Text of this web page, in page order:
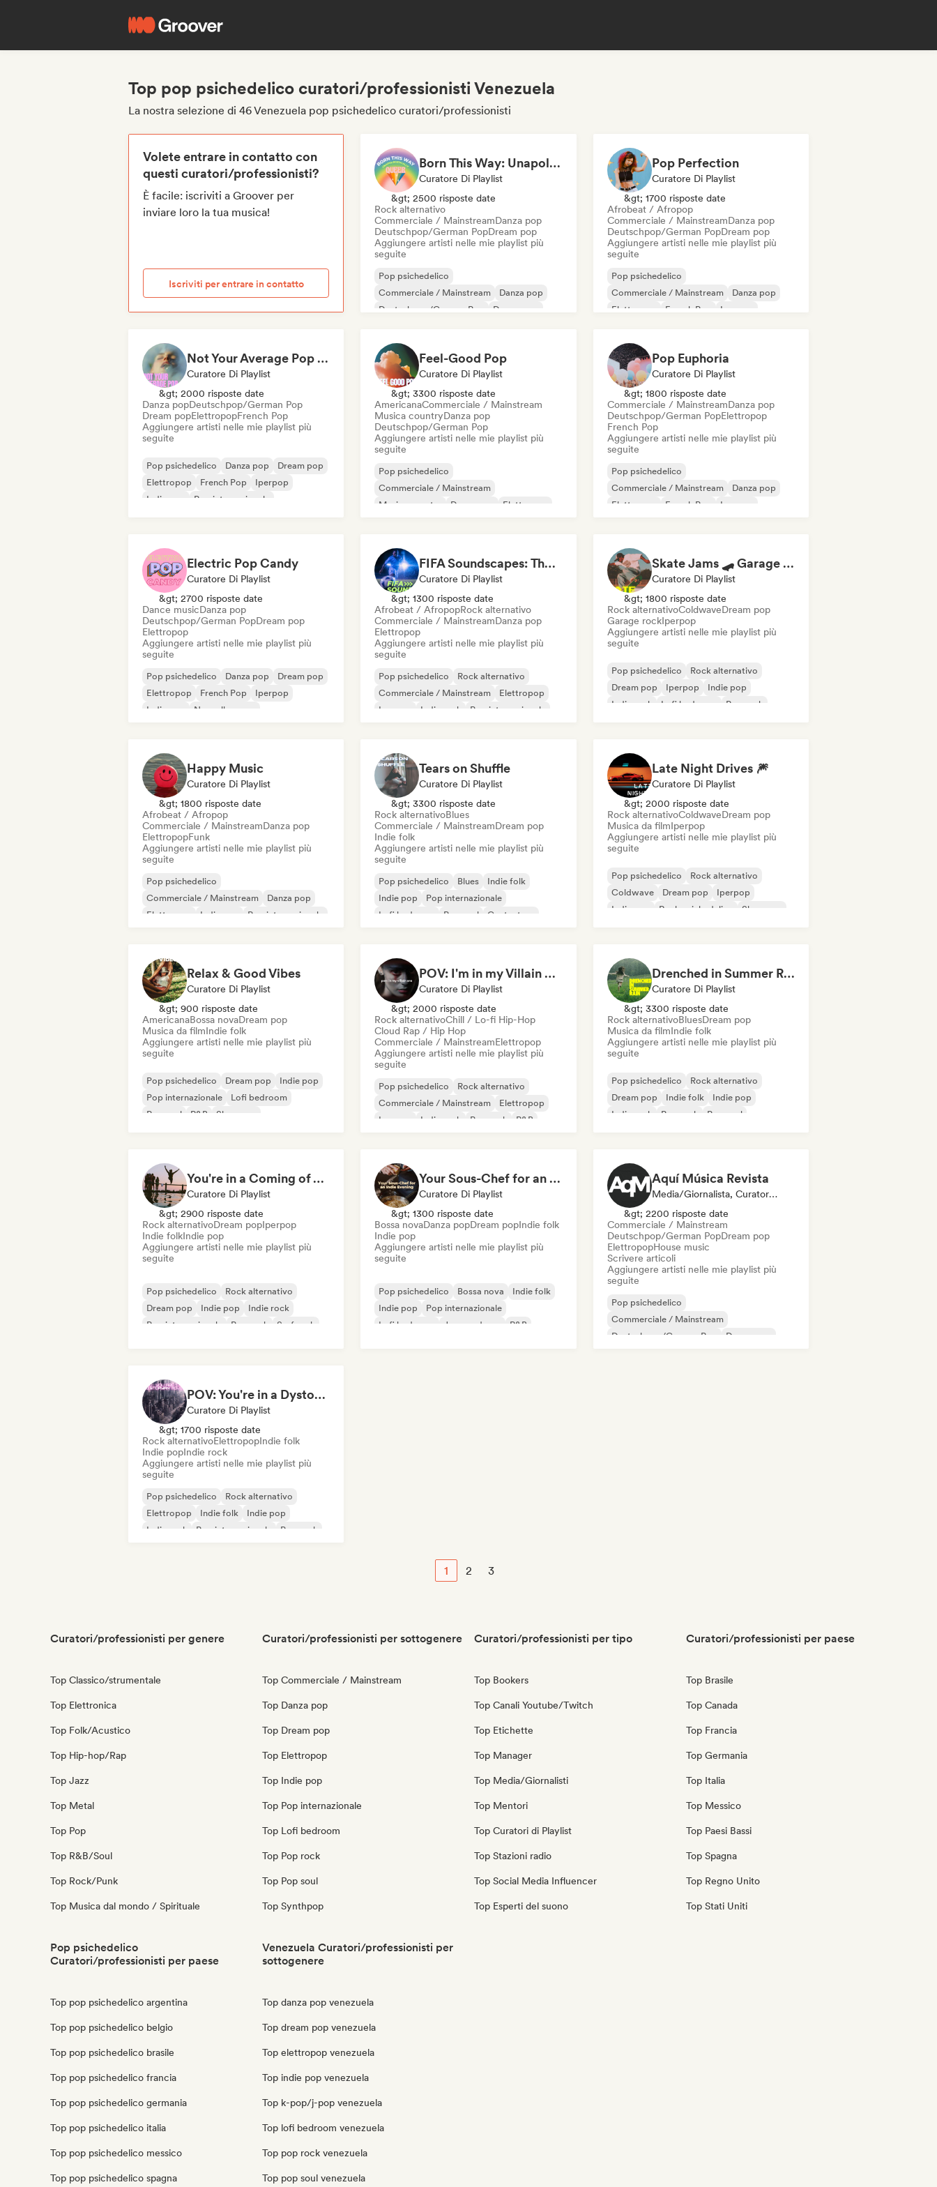
Top pop psichedelico curatori/professionisti Venezuela
La nostra selezione di 46 Venezuela pop psichedelico curatori/professionisti
Volete entrare in contatto con
questi curatori/professionisti?
È facile: iscriviti a Groover per
inviare loro la tua musica!
Iscriviti per entrare in contatto
Born This Way: Unapologetically Queer
Curatore Di Playlist
&gt; 2500 risposte date
Rock alternativo
Commerciale / MainstreamDanza pop
Deutschpop/German PopDream pop
Aggiungere artisti nelle mie playlist più
seguite
Pop psichedelico
Commerciale / Mainstream
Danza pop
Deutschpop/German Pop
Dream pop
Pop Perfection
Curatore Di Playlist
&gt; 1700 risposte date
Afrobeat / Afropop
Commerciale / MainstreamDanza pop
Deutschpop/German PopDream pop
Aggiungere artisti nelle mie playlist più
seguite
Pop psichedelico
Commerciale / Mainstream
Danza pop
Elettropop
French Pop
Iperpop
Not Your Average Pop 🛸 Art Pop, Alt-Pop & Indie Pop
Curatore Di Playlist
&gt; 2000 risposte date
Danza popDeutschpop/German Pop
Dream popElettropopFrench Pop
Aggiungere artisti nelle mie playlist più
seguite
Pop psichedelico Danza pop
Dream pop
Elettropop
French Pop
Iperpop
Indie pop
Pop internazionale
Feel-Good Pop
Curatore Di Playlist
&gt; 3300 risposte date
AmericanaCommerciale / Mainstream
Musica countryDanza pop
Deutschpop/German Pop
Aggiungere artisti nelle mie playlist più
seguite
Pop psichedelico
Commerciale / Mainstream
Musica country
Danza pop
Elettropop
Pop Euphoria
Curatore Di Playlist
&gt; 1800 risposte date
Commerciale / MainstreamDanza pop
Deutschpop/German PopElettropop
French Pop
Aggiungere artisti nelle mie playlist più
seguite
Pop psichedelico
Commerciale / Mainstream
Danza pop
Elettropop
French Pop
Iperpop
Electric Pop Candy
Curatore Di Playlist
&gt; 2700 risposte date
Dance musicDanza pop
Deutschpop/German PopDream pop
Elettropop
Aggiungere artisti nelle mie playlist più
seguite
Pop psichedelico Danza pop
Dream pop
Elettropop
French Pop
Iperpop
Indie pop
Nouvelle scene
FIFA Soundscapes: The Ultimate Soundtrack ⚽️ Festival Indie, Electropop & Dance Anthems
Curatore Di Playlist
&gt; 1300 risposte date
Afrobeat / AfropopRock alternativo
Commerciale / MainstreamDanza pop
Elettropop
Aggiungere artisti nelle mie playlist più
seguite
Pop psichedelico
Rock alternativo
Commerciale / Mainstream
Elettropop
Iperpop
Indie rock
Pop internazionale
Skate Jams 🛹 Garage Rock, Surf Rock & Neo-Psych
Curatore Di Playlist
&gt; 1800 risposte date
Rock alternativoColdwaveDream pop
Garage rockIperpop
Aggiungere artisti nelle mie playlist più
seguite
Pop psichedelico
Rock alternativo
Dream pop
Iperpop
Indie pop
Indie rock
Lofi bedroom Pop rock
Happy Music
Curatore Di Playlist
&gt; 1800 risposte date
Afrobeat / Afropop
Commerciale / MainstreamDanza pop
ElettropopFunk
Aggiungere artisti nelle mie playlist più
seguite
Pop psichedelico
Commerciale / Mainstream
Danza pop
Elettropop
Indie pop
Pop internazionale
Tears on Shuffle
Curatore Di Playlist
&gt; 3300 risposte date
Rock alternativoBlues
Commerciale / MainstreamDream pop
Indie folk
Aggiungere artisti nelle mie playlist più
seguite
Pop psichedelico Blues
Indie folk
Indie pop
Pop internazionale
Lofi bedroom
Pop soul Cantautore
Late Night Drives 🎆
Curatore Di Playlist
&gt; 2000 risposte date
Rock alternativoColdwaveDream pop
Musica da filmIperpop
Aggiungere artisti nelle mie playlist più
seguite
Pop psichedelico
Rock alternativo
Coldwave
Dream pop
Iperpop
Indie pop
Rock psichedelico Shoegaze
Relax & Good Vibes
Curatore Di Playlist
&gt; 900 risposte date
AmericanaBossa novaDream pop
Musica da filmIndie folk
Aggiungere artisti nelle mie playlist più
seguite
Pop psichedelico Dream pop
Indie pop
Pop internazionale
Lofi bedroom
Pop soul
R&B Shoegaze
POV: I'm in my Villain Era
Curatore Di Playlist
&gt; 2000 risposte date
Rock alternativoChill / Lo-fi Hip-Hop
Cloud Rap / Hip Hop
Commerciale / MainstreamElettropop
Aggiungere artisti nelle mie playlist più
seguite
Pop psichedelico
Rock alternativo
Commerciale / Mainstream
Elettropop
Iperpop
Indie rock Pop rock R&B
Drenched in Summer Rain 🌧️🌴
Curatore Di Playlist
&gt; 3300 risposte date
Rock alternativoBluesDream pop
Musica da filmIndie folk
Aggiungere artisti nelle mie playlist più
seguite
Pop psichedelico
Rock alternativo
Dream pop
Indie folk
Indie pop
Indie rock
Pop rock Pop soul
You're in a Coming of Age Movie
Curatore Di Playlist
&gt; 2900 risposte date
Rock alternativoDream popIperpop
Indie folkIndie pop
Aggiungere artisti nelle mie playlist più
seguite
Pop psichedelico
Rock alternativo
Dream pop
Indie pop
Indie rock
Pop internazionale
Pop rock Surf rock
Your Sous-Chef for an Indie Evening
Curatore Di Playlist
&gt; 1300 risposte date
Bossa novaDanza popDream popIndie folk
Indie pop
Aggiungere artisti nelle mie playlist più
seguite
Pop psichedelico Bossa nova
Indie folk
Indie pop
Pop internazionale
Lofi bedroom
Jazz moderno R&B
Aquí Música Revista
Media/Giornalista, Curatore Di Playlist
&gt; 2200 risposte date
Commerciale / Mainstream
Deutschpop/German PopDream pop
ElettropopHouse music
Scrivere articoli
Aggiungere artisti nelle mie playlist più
seguite
Pop psichedelico
Commerciale / Mainstream
Deutschpop/German Pop
Dream pop
POV: You're in a Dystopian Movie
Curatore Di Playlist
&gt; 1700 risposte date
Rock alternativoElettropopIndie folk
Indie popIndie rock
Aggiungere artisti nelle mie playlist più
seguite
Pop psichedelico
Rock alternativo
Elettropop
Indie folk
Indie pop
Indie rock
Pop internazionale Pop rock
1 2 3
Curatori/professionisti per genere
Top Classico/strumentale
Top Elettronica
Top Folk/Acustico
Top Hip-hop/Rap
Top Jazz
Top Metal
Top Pop
Top R&B/Soul
Top Rock/Punk
Top Musica dal mondo / Spirituale
Curatori/professionisti per sottogenere
Top Commerciale / Mainstream
Top Danza pop
Top Dream pop
Top Elettropop
Top Indie pop
Top Pop internazionale
Top Lofi bedroom
Top Pop rock
Top Pop soul
Top Synthpop
Curatori/professionisti per tipo
Top Bookers
Top Canali Youtube/Twitch
Top Etichette
Top Manager
Top Media/Giornalisti
Top Mentori
Top Curatori di Playlist
Top Stazioni radio
Top Social Media Influencer
Top Esperti del suono
Curatori/professionisti per paese
Top Brasile
Top Canada
Top Francia
Top Germania
Top Italia
Top Messico
Top Paesi Bassi
Top Spagna
Top Regno Unito
Top Stati Uniti
Pop psichedelico
Curatori/professionisti per paese
Top pop psichedelico argentina
Top pop psichedelico belgio
Top pop psichedelico brasile
Top pop psichedelico francia
Top pop psichedelico germania
Top pop psichedelico italia
Top pop psichedelico messico
Top pop psichedelico spagna
Venezuela Curatori/professionisti per
sottogenere
Top danza pop venezuela
Top dream pop venezuela
Top elettropop venezuela
Top indie pop venezuela
Top k-pop/j-pop venezuela
Top lofi bedroom venezuela
Top pop rock venezuela
Top pop soul venezuela